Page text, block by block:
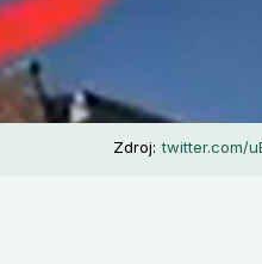
Zdroj:twitter.com/